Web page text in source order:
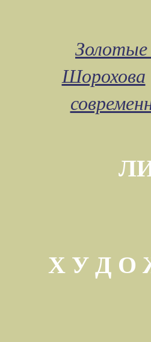
Золотые
Шорохова
Х У Д